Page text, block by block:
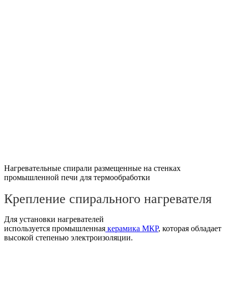
Нагревательные спирали размещенные на стенках
промышленной печи для термообработки
Крепление спирального нагревателя
Для установки нагревателей
используется промышленная керамика МКР, которая обладает
высокой степенью электроизоляции.